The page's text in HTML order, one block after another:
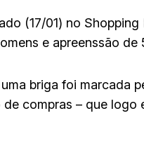
(17/01) no
e apreenssão de
briga foi marcada
compras – que logo